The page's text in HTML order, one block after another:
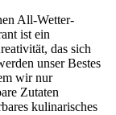
All-Wetter-
ist ein
das sich
unser Bestes
wir nur
Zutaten
kulinarisches